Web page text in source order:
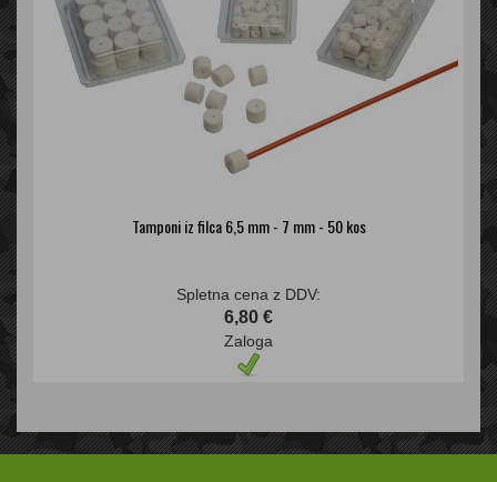
Tamponi iz filca 6,5 mm - 7 mm - 50 kos
Spletna cena z DDV:
6,80 €
Zaloga